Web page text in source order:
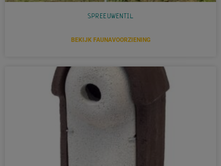
SPREEUWENTIL
BEKIJK FAUNAVOORZIENING